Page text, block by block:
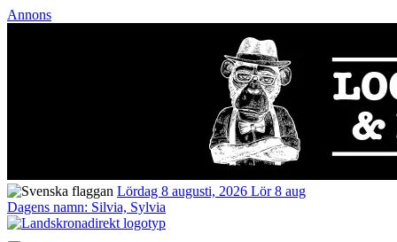
Annons
Lördag 8 augusti, 2026 Lör 8 aug
Dagens namn: Silvia, Sylvia